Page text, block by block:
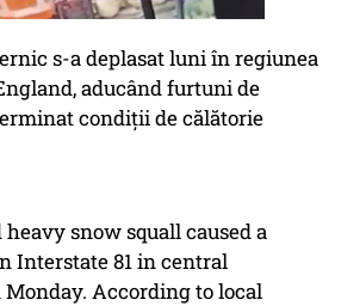
s-a deplasat luni în regiunea
aducând furtuni de
condiții de călătorie
snow squall caused a
Interstate 81 in central
According to local